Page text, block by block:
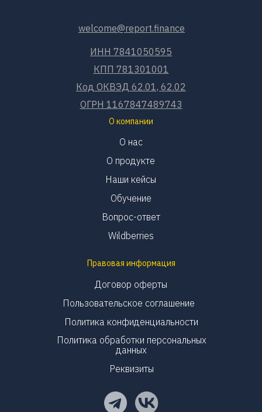
О компании
welcome@report.finance
О нас
О продукте
Наши кейсы
Обучение
Вопрос-ответ
Правовая информация
Договор оферты
Пользовательское соглашение
Политика конфиденциальности
Политика обработки персональных
данных
Wildberries
ИНН 7841050595
Реквизиты
КПП 781301001
Код ОКВЭД 62.01, 62.02
ОГРН 1167847489743